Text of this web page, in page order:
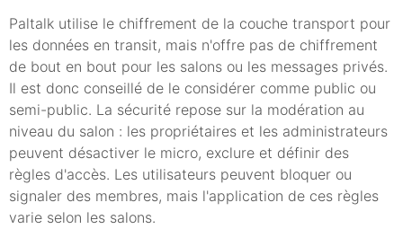
Paltalk utilise le chiffrement de la couche transport pour
les données en transit, mais n'offre pas de chiffrement
de bout en bout pour les salons ou les messages privés.
Il est donc conseillé de le considérer comme public ou
semi-public. La sécurité repose sur la modération au
niveau du salon : les propriétaires et les administrateurs
peuvent désactiver le micro, exclure et définir des
règles d'accès. Les utilisateurs peuvent bloquer ou
signaler des membres, mais l'application de ces règles
varie selon les salons.